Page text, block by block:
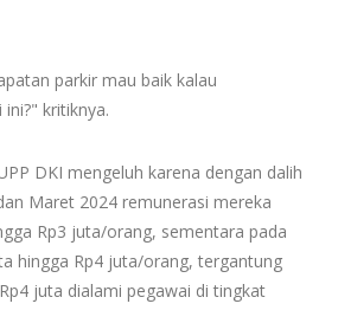
parkir mau baik kalau
kritiknya.
DKI mengeluh karena dengan dalih
Maret 2024 remunerasi mereka
Rp3 juta/orang, sementara pada
hingga Rp4 juta/orang, tergantung
juta dialami pegawai di tingkat